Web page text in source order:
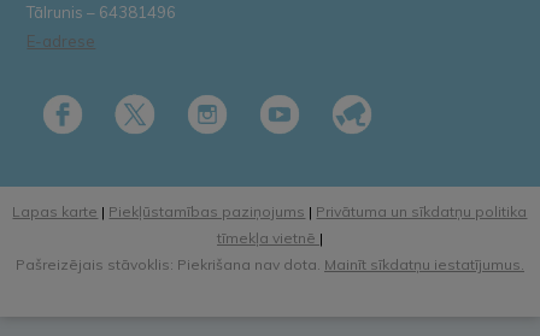
Tālrunis – 64381496
E-adrese
Lapas karte | Piekļūstamības paziņojums | Privātuma un sīkdatņu politika
tīmekļa vietnē |
Pašreizējais stāvoklis: Piekrišana nav dota. Mainīt sīkdatņu iestatījumus.